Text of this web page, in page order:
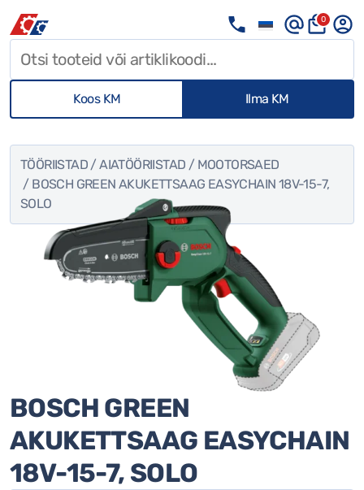
0
Koos KM Ilma KM
TÖÖRIISTAD /AIATÖÖRIISTAD / MOOTORSAED
/ BOSCH GREEN AKUKETTSAAG EASYCHAIN 18V-15-7,
SOLO
BOSCH GREEN
AKUKETTSAAG EASYCHAIN
18V-15-7, SOLO